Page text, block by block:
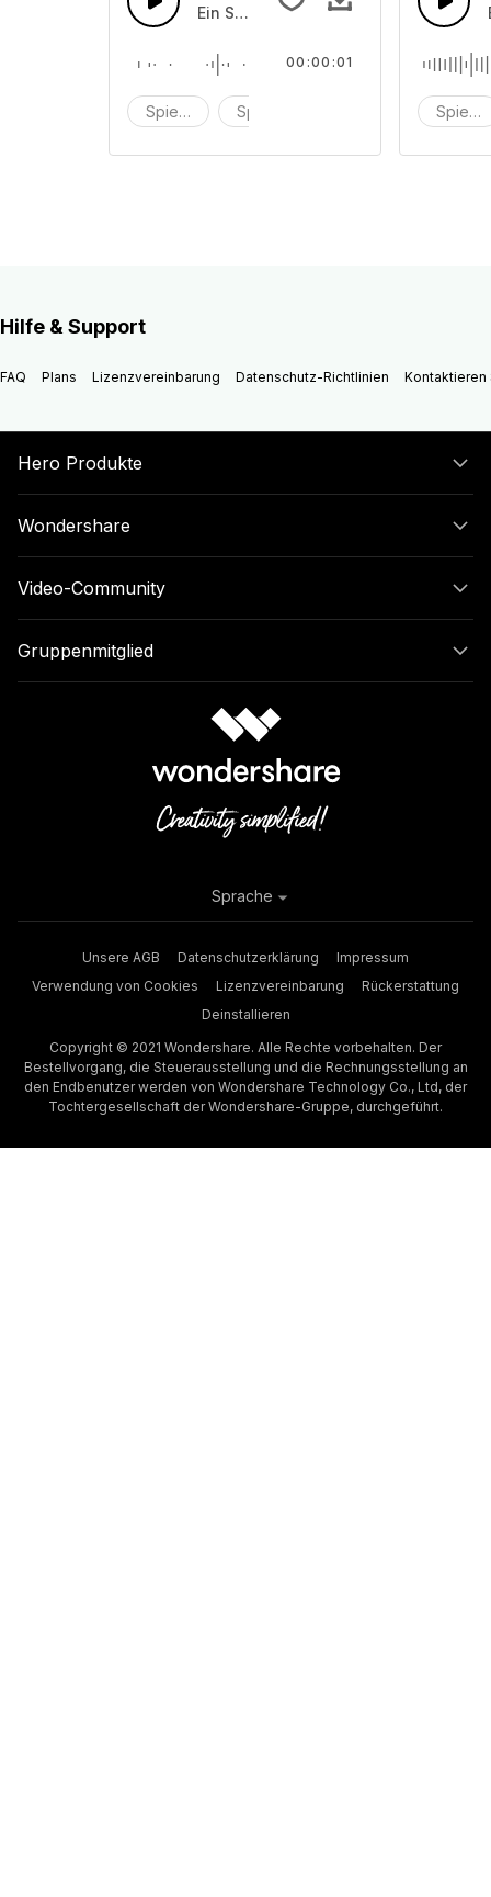
Ein Spielzeugkasten-Soundeffekt
Spielzeug Spielzeugbox Soundeffekt
00:00:01
Hilfe & Support
FAQ Plans Lizenzvereinbarung Datenschutz-Richtlinien Kontaktieren
Hero Produkte
Wondershare
Video-Community
Gruppenmitglied
Unsere AGB Datenschutzerklärung
Impressum
Verwendung von Cookies
Lizenzvereinbarung
Rückerstattung
Deinstallieren
Copyright © 2021 Wondershare. Alle Rechte vorbehalten. Der
Bestellvorgang, die Steuerausstellung und die Rechnungsstellung an
den Endbenutzer werden von Wondershare Technology Co., Ltd, der
Tochtergesellschaft der Wondershare-Gruppe, durchgeführt.
Sprache